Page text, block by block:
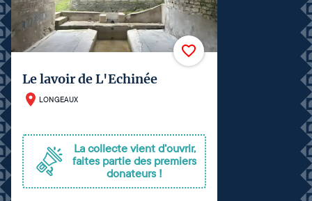
Le lavoir de L'Echinée
LONGEAUX
La collecte vient d'ouvrir,
faites partie des premiers
donateurs !